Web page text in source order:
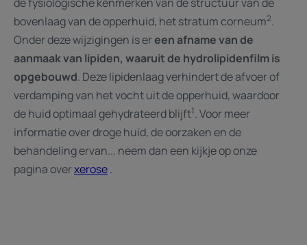
bovenlaag van de opperhuid, het stratum corneum2.
Onder deze wijzigingen is ereen afname van de
aanmaak van lipiden, waaruit de hydrolipidenfilm is
opgebouwd. Deze lipidenlaag verhindert de afvoer of
verdamping van het vocht uit de opperhuid, waardoor
de huid optimaal gehydrateerd blijft1. Voor meer
informatie over droge huid, de oorzaken en de
behandeling ervan... neem dan een kijkje op onze
pagina overxerose.